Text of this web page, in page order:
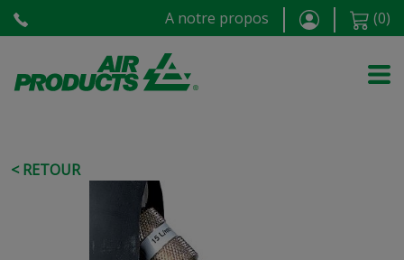
A notre propos (0)
< RETOUR